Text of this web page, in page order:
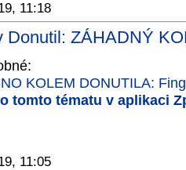
11:18
Donutil: ZÁHADNÝ
KOLEM DONUTILA:
tomto tématu v aplikaci
11:05